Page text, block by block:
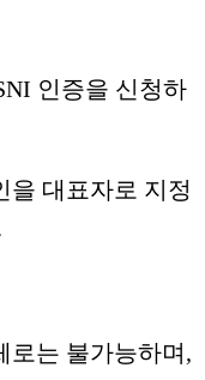
인증을 신청하
을 대표자로 지정
로는 불가능하며,